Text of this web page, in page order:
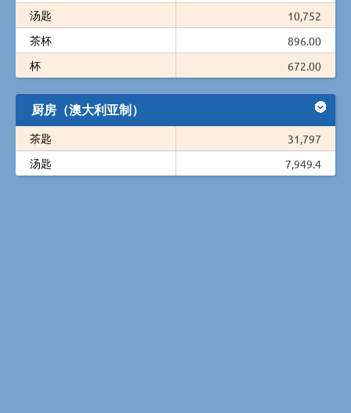
汤匙
10,752
茶杯
896.00
杯
672.00
厨房（澳大利亚制）
茶匙
31,797
汤匙
7,949.4